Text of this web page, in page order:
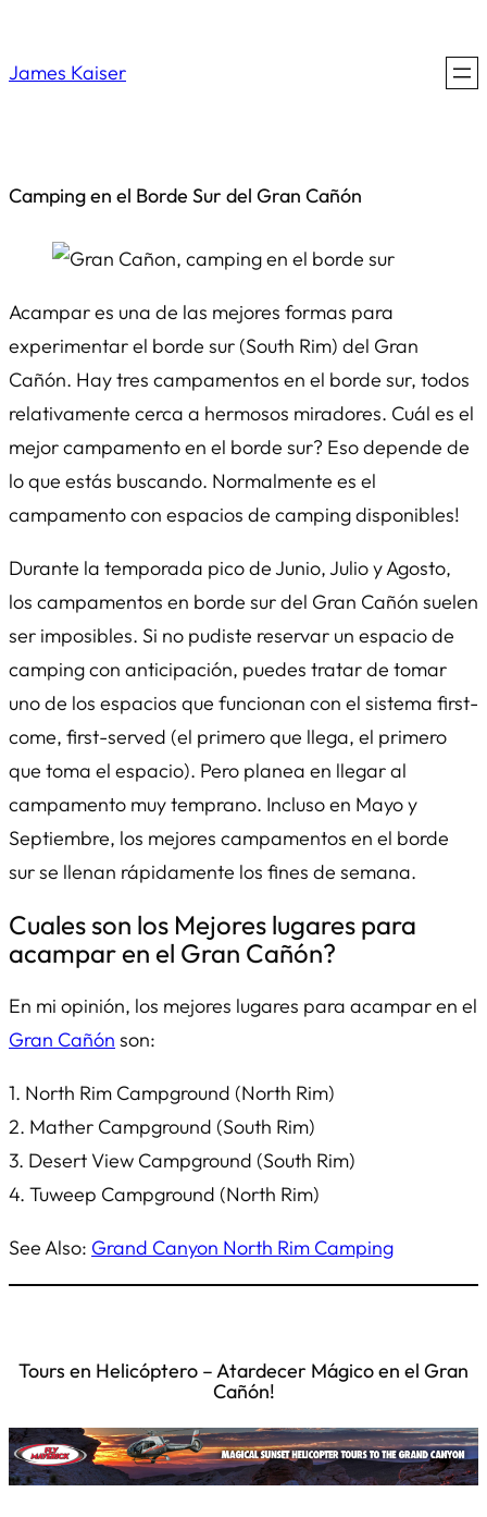
James Kaiser
Camping en el Borde Sur del Gran Cañón
Acampar es una de las mejores formas para
experimentar el borde sur (South Rim) del Gran
Cañón. Hay tres campamentos en el borde sur, todos
relativamente cerca a hermosos miradores. Cuál es el
mejor campamento en el borde sur? Eso depende de
lo que estás buscando. Normalmente es el
campamento con espacios de camping disponibles!
Durante la temporada pico de Junio, Julio y Agosto,
los campamentos en borde sur del Gran Cañón suelen
ser imposibles. Si no pudiste reservar un espacio de
camping con anticipación, puedes tratar de tomar
uno de los espacios que funcionan con el sistema first-
come, first-served (el primero que llega, el primero
que toma el espacio). Pero planea en llegar al
campamento muytemprano. Incluso en Mayo y
Septiembre, los mejores campamentos en el borde
sur se llenan rápidamente los fines de semana.
Cuales son los Mejores lugares para
acampar en el Gran Cañón?
En mi opinión, los mejores lugares para acampar en el
Gran Cañón son:
1. North Rim Campground (North Rim)
2. Mather Campground (South Rim)
3. Desert View Campground (South Rim)
4. Tuweep Campground (North Rim)
See Also: Grand Canyon North Rim Camping
Tours en Helicóptero – Atardecer Mágico en el Gran
Cañón!